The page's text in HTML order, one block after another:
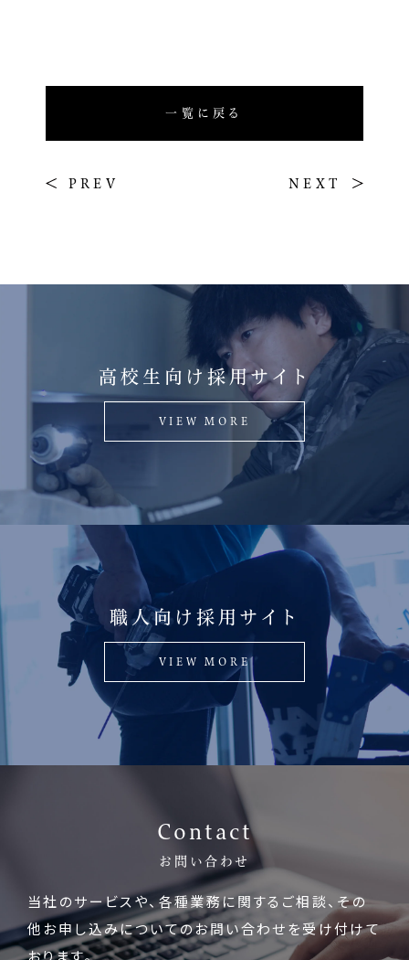
一覧に戻る
PREV NEXT
高校生向け採用サイト
VIEW MORE
職人向け採用サイト
VIEW MORE
Contact
お問い合わせ
当社のサービスや、各種業務に関するご相談、 その
他お申し込みについてのお問い合わせを受け付けて
おります。